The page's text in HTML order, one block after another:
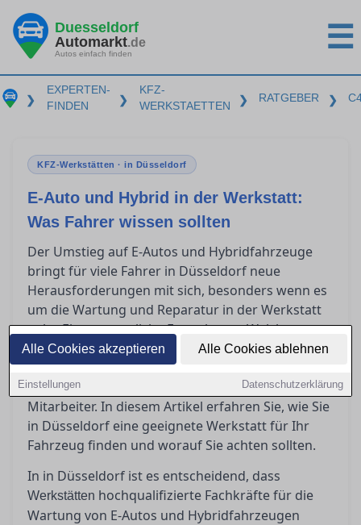
Alle Cookies akzeptieren Alle Cookies ablehnen
Einstellungen Datenschutzerklärung
Duesseldorf
Automarkt.de
Autos einfach finden ☰
❯
EXPERTEN-
FINDEN
❯
KFZ-
WERKSTAETTEN
❯ RATGEBER ❯
KFZ-Werkstätten · in Düsseldorf
E-Auto und Hybrid in der Werkstatt:
Was Fahrer wissen sollten
Der Umstieg auf E-Autos und Hybridfahrzeuge
bringt für viele Fahrer in Düsseldorf neue
Herausforderungen mit sich, besonders wenn es
um die Wartung und Reparatur in der Werkstatt
geht. Eine wesentliche Frage lautet: Welche
Qualifikationen benötigt eine Werkstatt, um
Elektrofahrzeuge fachgerecht zu betreuen? Die
Antwort liegt in der Hochvoltzertifizierung der
Mitarbeiter. In diesem Artikel erfahren Sie, wie Sie
in Düsseldorf eine geeignete Werkstatt für Ihr
Fahrzeug finden und worauf Sie achten sollten.
In in Düsseldorf ist es entscheidend, dass
Werkstätten hochqualifizierte Fachkräfte für die
Wartung von E-Autos und Hybridfahrzeugen